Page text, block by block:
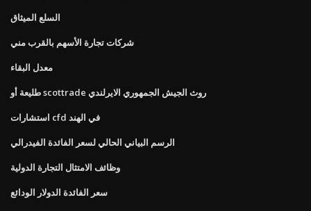
السلع الميثاق
شركات تجارة الأسهم بالقرب مني
معدل البقاء
طليعة أو scottrade روث الجيش الجمهوري الايرلندي
استشارات cfd في الهند
الرسم البياني الحالي لسعر الفائدة الفيدرالي
وظائف الامتثال التجارة الدولية
سعر الفائدة الدولار الودائع